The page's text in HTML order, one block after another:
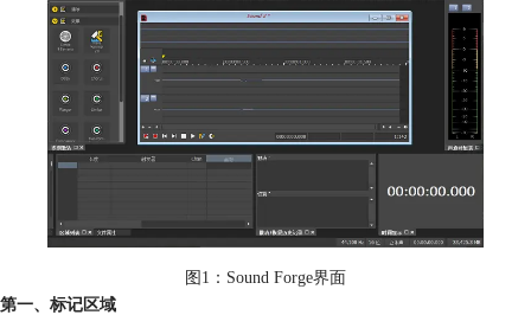
图1：Sound Forge界面
第一、标记区域